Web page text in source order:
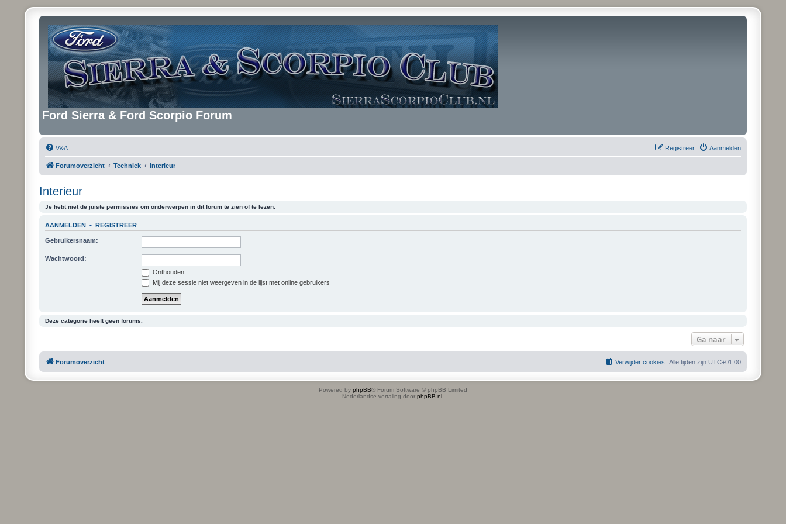
Ford Sierra & Ford Scorpio Forum
V&A Aanmelden
Registreer
Forumoverzicht Techniek Interieur
Interieur
Je hebt niet de juiste permissies om onderwerpen in dit forum te zien of te lezen.
AANMELDEN •REGISTREER
Gebruikersnaam:
Wachtwoord:
Onthouden
Mij deze sessie niet weergeven in de lijst met online gebruikers
Deze categorie heeft geen forums.
Ga naar
Forumoverzicht Alle tijden zijn UTC+01:00
Verwijder cookies
Powered by phpBB® Forum Software © phpBB Limited
Nederlandse vertaling door phpBB.nl.